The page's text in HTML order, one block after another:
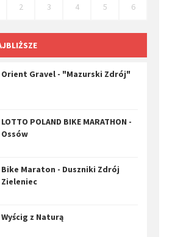
2 3 4 5 6
Orient Gravel - "Mazurski Zdrój"
LOTTO POLAND BIKE MARATHON -
Ossów
Bike Maraton - Duszniki Zdrój
Zieleniec
Wyścig z Naturą